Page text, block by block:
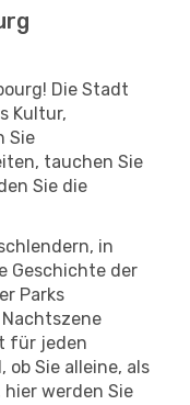
Die Stadt
Kultur,
Sie
tauchen Sie
Sie die
in
Geschichte der
Parks
für jeden
ob Sie alleine, als
hier werden Sie